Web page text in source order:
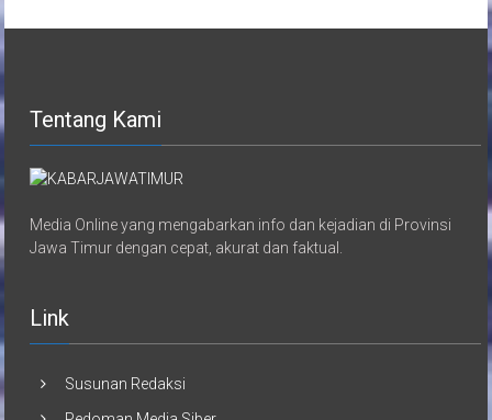
Tentang Kami
Media Online yang mengabarkan info dan kejadian di Provinsi
Jawa Timur dengan cepat, akurat dan faktual.
Link
Susunan Redaksi